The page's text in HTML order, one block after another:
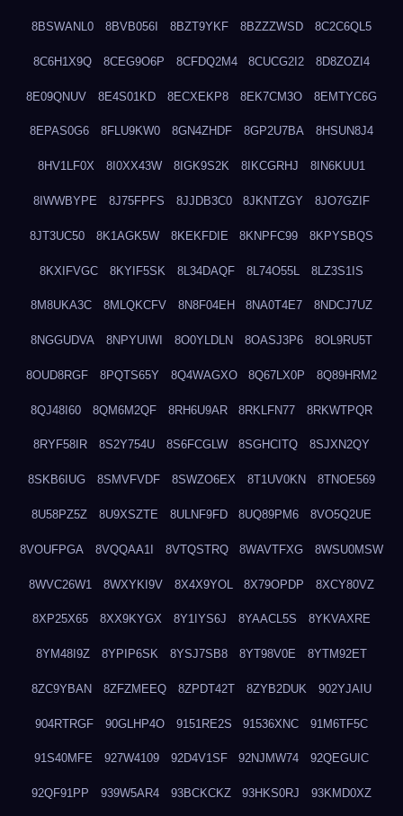
8BSWANL0 8BVB056I 8BZT9YKF 8BZZZWSD 8C2C6QL5
8C6H1X9Q 8CEG9O6P 8CFDQ2M4 8CUCG2I2 8D8ZOZI4
8E09QNUV 8E4S01KD 8ECXEKP8 8EK7CM3O 8EMTYC6G
8EPAS0G6 8FLU9KW0 8GN4ZHDF 8GP2U7BA 8HSUN8J4
8HV1LF0X 8I0XX43W 8IGK9S2K 8IKCGRHJ 8IN6KUU1
8IWWBYPE 8J75FPFS 8JJDB3C0 8JKNTZGY 8JO7GZIF
8JT3UC50 8K1AGK5W 8KEKFDIE 8KNPFC99 8KPYSBQS
8KXIFVGC 8KYIF5SK 8L34DAQF 8L74O55L 8LZ3S1IS
8M8UKA3C 8MLQKCFV 8N8F04EH 8NA0T4E7 8NDCJ7UZ
8NGGUDVA 8NPYUIWI 8O0YLDLN 8OASJ3P6 8OL9RU5T
8OUD8RGF 8PQTS65Y 8Q4WAGXO 8Q67LX0P 8Q89HRM2
8QJ48I60 8QM6M2QF 8RH6U9AR 8RKLFN77 8RKWTPQR
8RYF58IR 8S2Y754U 8S6FCGLW 8SGHCITQ 8SJXN2QY
8SKB6IUG 8SMVFVDF 8SWZO6EX 8T1UV0KN 8TNOE569
8U58PZ5Z 8U9XSZTE 8ULNF9FD 8UQ89PM6 8VO5Q2UE
8VOUFPGA 8VQQAA1I 8VTQSTRQ 8WAVTFXG 8WSU0MSW
8WVC26W1 8WXYKI9V 8X4X9YOL 8X79OPDP 8XCY80VZ
8XP25X65 8XX9KYGX 8Y1IYS6J 8YAACL5S 8YKVAXRE
8YM48I9Z 8YPIP6SK 8YSJ7SB8 8YT98V0E 8YTM92ET
8ZC9YBAN 8ZFZMEEQ 8ZPDT42T 8ZYB2DUK 902YJAIU
904RTRGF 90GLHP4O 9151RE2S 91536XNC 91M6TF5C
91S40MFE 927W4109 92D4V1SF 92NJMW74 92QEGUIC
92QF91PP 939W5AR4 93BCKCKZ 93HKS0RJ 93KMD0XZ